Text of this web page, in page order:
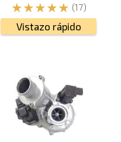
(17)
Vistazo rápido